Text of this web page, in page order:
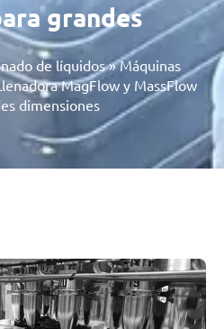
grandes
de líquidos»Máquinas
MagFlow y MassFlow
dimensiones